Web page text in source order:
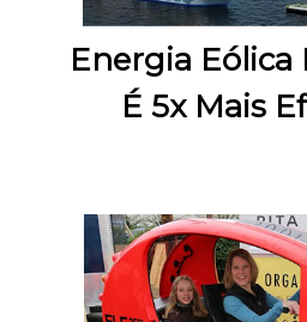
Energia
É 5x Mais